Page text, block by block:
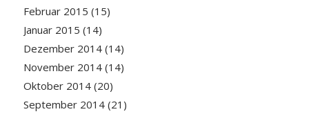
Februar 2015 (15)
Januar 2015 (14)
Dezember 2014(14)
November 2014(14)
Oktober 2014(20)
September 2014(21)